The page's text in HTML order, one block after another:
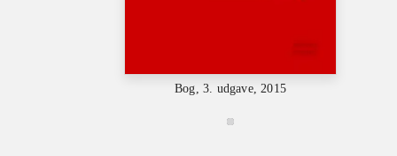
Bog, 3. udgave, 2015